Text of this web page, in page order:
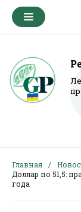
Главная
Доллар по 51,5:
года